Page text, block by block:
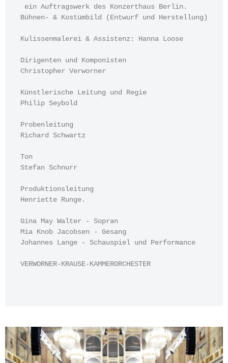
ein Auftragswerk des Konzerthaus Berlin.
Bühnen- & Kostümbild (Entwurf und Herstellung)
Kulissenmalerei & Assistenz: Hanna Loose
Dirigenten und Komponisten
Christopher Verworner
Künstlerische Leitung und Regie
Philip Seybold
Probenleitung
Richard Schwartz
Ton
Stefan Schnurr
Produktionsleitung
Henriette Runge.
Gina May Walter - Sopran
Mia Knob Jacobsen - Gesang
Johannes Lange - Schauspiel und Performance
VERWORNER-KRAUSE-KAMMERORCHESTER